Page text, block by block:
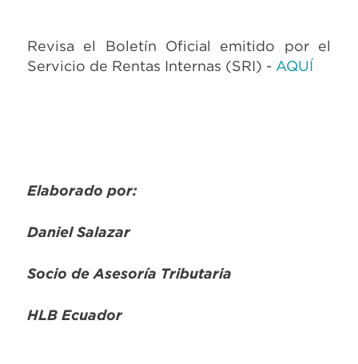
Revisa el Boletín Oficial emitido por el
Servicio de Rentas Internas (SRI) - AQUÍ
Elaborado por:
Daniel Salazar
Socio de Asesoría Tributaria
HLB Ecuador